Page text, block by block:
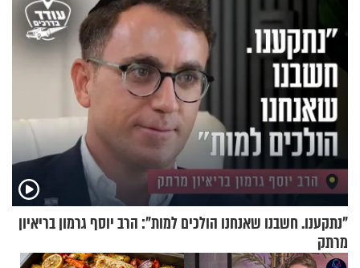
"נתקענו. חשבנו שאנחנו הולכים למות": הרב יוסף גרמון בריאיון
מרתק